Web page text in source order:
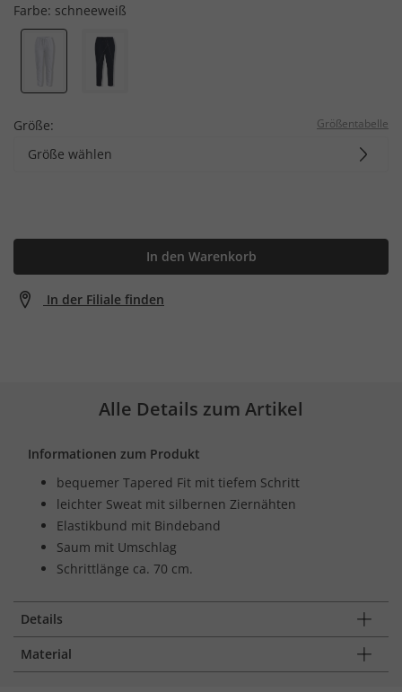
Farbe: schneeweiß
Größe: Größentabelle
Größe wählen
In den Warenkorb
In der Filiale finden
Alle Details zum Artikel
Informationen zum Produkt
bequemer Tapered Fit mit tiefem Schritt
leichter Sweat mit silbernen Ziernähten
Elastikbund mit Bindeband
Saum mit Umschlag
Schrittlänge ca. 70 cm.
Details
Material